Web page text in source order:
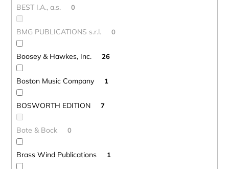
BEST I.A., a.s. 0
BMG PUBLICATIONS s.r.l. 0
Boosey & Hawkes, Inc. 26
Boston Music Company 1
BOSWORTH EDITION 7
Bote & Bock 0
Brass Wind Publications 1